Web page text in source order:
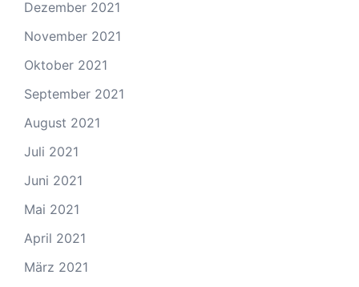
Dezember 2021
November 2021
Oktober 2021
September 2021
August 2021
Juli 2021
Juni 2021
Mai 2021
April 2021
März 2021